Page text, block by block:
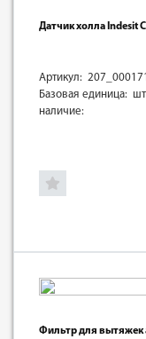
Датчик холла Indesit
Артикул:
Базовая единица: шт
наличие:
Фильтр для вытяжек